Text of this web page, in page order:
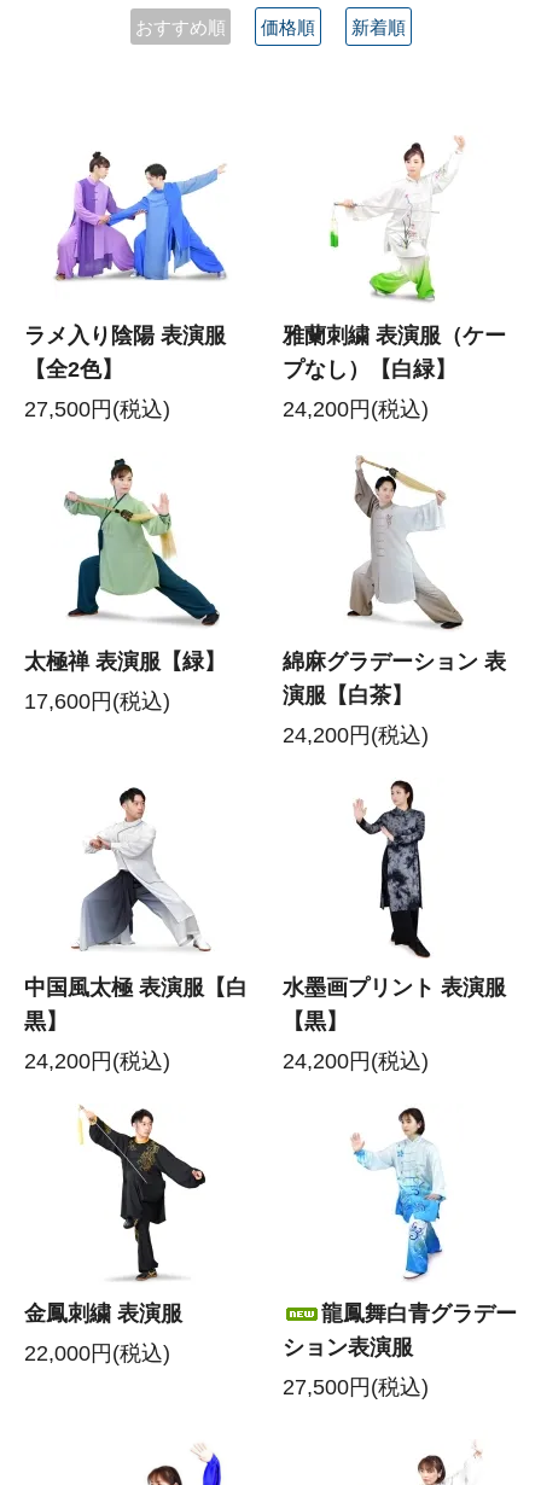
おすすめ順 価格順 新着順
ラメ入り陰陽 表演服
【全2色】
27,500円(税込)
雅蘭刺繍 表演服（ケー
プなし）【白緑】
24,200円(税込)
太極禅 表演服【緑】
17,600円(税込)
綿麻グラデーション 表
演服【白茶】
24,200円(税込)
中国風太極 表演服【白
黒】
24,200円(税込)
水墨画プリント 表演服
【黒】
24,200円(税込)
金鳳刺繍 表演服
22,000円(税込)
龍鳳舞白青グラデー
ション表演服
27,500円(税込)